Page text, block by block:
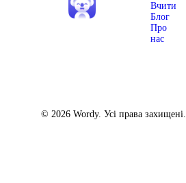
Вчити
Блог
Про
нас
© 2026 Wordy. Усі права захищені.